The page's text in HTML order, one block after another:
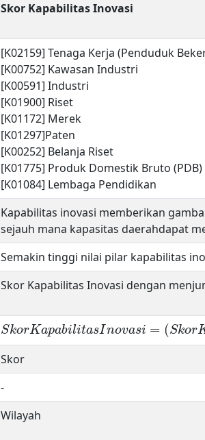
Skor Kapabilitas Inovasi
[K02159] Tenaga Kerja (Penduduk
[K00752] Kawasan Industri
[K00591] Industri
[K01900] Riset
[K01172] Merek
[K01297]Paten
[K00252] Belanja Riset
[K01775] Produk Domestik Bruto (PDB)
[K01084] Lembaga Pendidikan
Kapabilitas inovasi memberikan
sejauh mana kapasitas daerahdapat
Semakin tinggi nilai pilar kapabilitas
Skor Kapabilitas Inovasi dengan
SkorKapabilitasInovasi = (Skor
Skor
-
Wilayah